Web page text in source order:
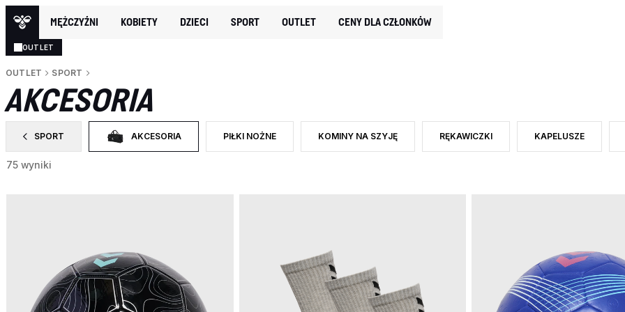
MĘŻCZYŹNI KOBIETY DZIECI SPORT OUTLET CENY DLA CZŁONKÓW
OUTLET
OUTLET SPORT
AKCESORIA
SPORT
ZAWĘŹ DO CATEGORY: SPORTAKCESORIA
WYBRANY OBECNIE ZAWĘŻONO DO CATEGORY: AKCESORIA
PIŁKI NOŻNE
ZAWĘŹ DO RODZAJ PRODUKTU: PIŁKI NOŻNE
KOMINY NA SZYJĘ
ZAWĘŹ DO RODZAJ PRODUKTU: KOMINY NA SZYJĘ
RĘKAWICZKI
ZAWĘŹ DO RODZAJ PRODUKTU:
KAPELUSZE
ZAWĘŹ DO RODZAJ
75 wyniki